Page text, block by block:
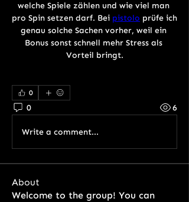
welche Spiele zählen und wie viel man
pro Spin setzen darf. Bei pistolo prüfe ich
genau solche Sachen vorher, weil ein
Bonus sonst schnell mehr Stress als
Vorteil bringt.
0
0 6
Write a comment...
About
Welcome to the group! You can